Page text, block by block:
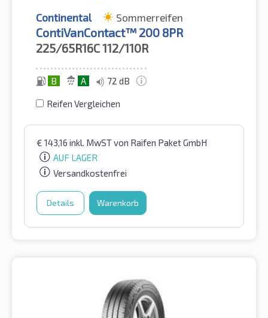
Continental Sommerreifen
ContiVanContact™ 200 8PR
225/65R16C112/110R
B A 72 dB
Reifen Vergleichen
€ 143,16 inkl. MwSTvon Raifen Paket GmbH
AUF LAGER
Versandkostenfrei
Details Warenkorb